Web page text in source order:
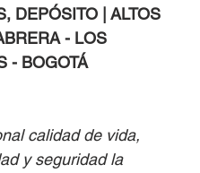
DEPÓSITO | ALTOS
- LOS
- BOGOTÁ
calidad de vida,
y seguridad la